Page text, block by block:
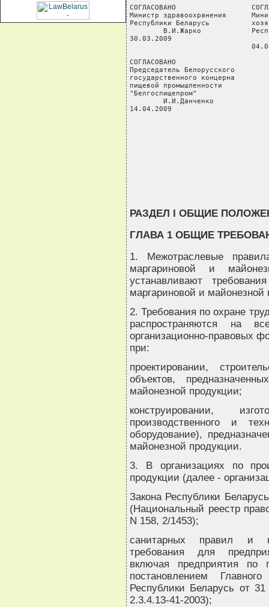
СОГЛАСОВАНО
Министр здравоохранения
Республики Беларусь
В.И.Жарко
30.03.2009
СОГЛАСОВАНО
Председатель Белорусского
государственного концерна
пищевой промышленности
"Белгоспищепром"
        И.И.Данченко
14.04.2009
РАЗДЕЛ I ОБЩИЕ
ГЛАВА 1 ОБЩИЕ
1. Межотраслевые
маргариновой и
устанавливают
маргариновой и майонезной
2. Требования по охране
распространяются на
организационно-правовых
при:
проектировании,
объектов,
майонезной продукции;
конструировании,
производственного и
оборудование),
майонезной продукции.
3. В организациях по
продукции (далее -
Закона Республики
(Национальный реестр
N 158, 2/1453);
санитарных правил и
требования для
включая предприятия по
постановлением
Республики Беларусь от
2.3.4.13-41-2003);